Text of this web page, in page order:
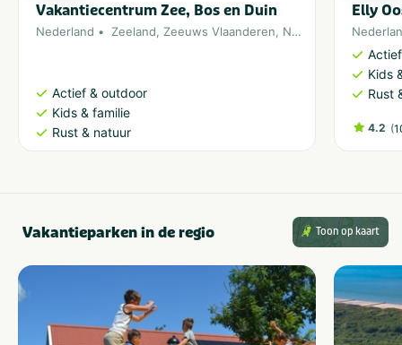
Vakantiecentrum Zee, Bos en Duin
Nederland Zeeland, Zeeuws Vlaanderen, Noordzee
Actief & outdoor
Kids & familie
Rust & natuur
Elly
Kids
Rust
4.2 (
Vakantieparken in de regio Toon op kaart